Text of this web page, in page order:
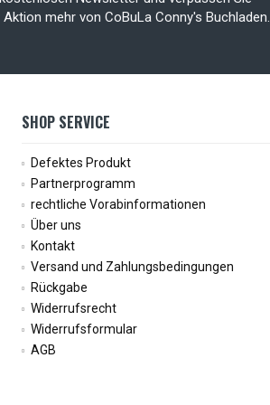
mehr von CoBuLa Conny's Buchladen.
SHOP SERVICE
Defektes Produkt
Partnerprogramm
rechtliche Vorabinformationen
Über uns
Kontakt
Versand und Zahlungsbedingungen
Rückgabe
Widerrufsrecht
Widerrufsformular
AGB